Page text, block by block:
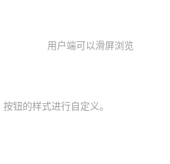
用户端可以滑屏浏览
钮的样式进行自定义。